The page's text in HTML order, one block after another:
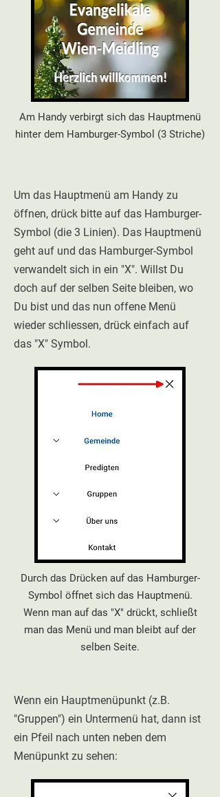
Am Handy verbirgt sich das Hauptmenü
hinter dem Hamburger-Symbol (3 Striche)
Um das Hauptmenü am Handy zu
öffnen, drück bitte auf das Hamburger-
Symbol (die 3 Linien). Das Hauptmenü
geht auf und das Hamburger-Symbol
verwandelt sich in ein "X". Willst Du
doch auf der selben Seite bleiben, wo
Du bist und das nun offene Menü
wieder schliessen, drück einfach auf
das "X" Symbol.
Durch das Drücken auf das Hamburger-
Symbol öffnet sich das Hauptmenü.
Wenn man auf das "X" drückt, schließt
man das Menü und man bleibt auf der
selben Seite.
Wenn ein Hauptmenüpunkt (z.B.
"Gruppen") ein Untermenü hat, dann ist
ein Pfeil nach unten neben dem
Menüpunkt zu sehen: